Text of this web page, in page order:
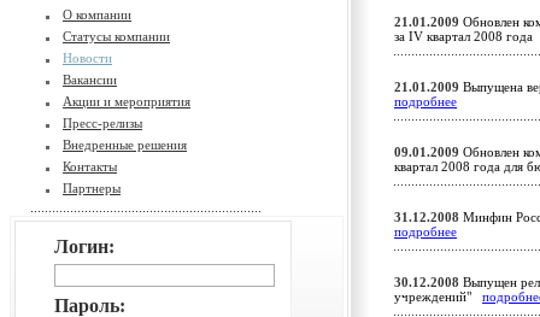
О компании
Статусы компании
Новости
Вакансии
Акции и мероприятия
Пресс-релизы
Внедренные решения
Контакты
Партнеры
Логин:
Пароль:
21.01.2009 Обновлен
за IV квартал 2008
21.01.2009 Выпущена
подробнее
09.01.2009 Обновлен
квартал 2008 года для
31.12.2008 Минфин
подробнее
30.12.2008 Выпущен
учреждений"